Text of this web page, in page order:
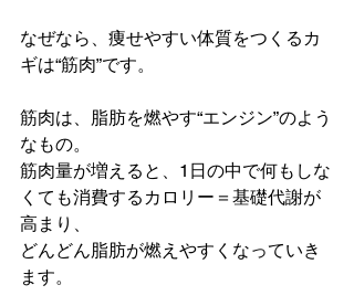
なぜなら、痩せやすい体質をつくるカ
ギは“筋肉”です。
筋肉は、脂肪を燃やす“エンジン”のよう
なもの。
筋肉量が増えると、1日の中で何もしな
くても消費するカロリー＝基礎代謝が
高まり、
どんどん脂肪が燃えやすくなっていき
ます。